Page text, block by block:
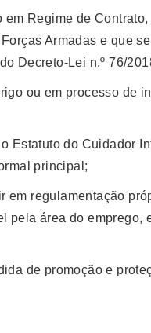
Regime de
Armadas e que
Decreto-Lei n.º 76/
ou em processo de
Estatuto do Cuidador
principal;
em regulamentação
pela área do emprego,
de promoção e